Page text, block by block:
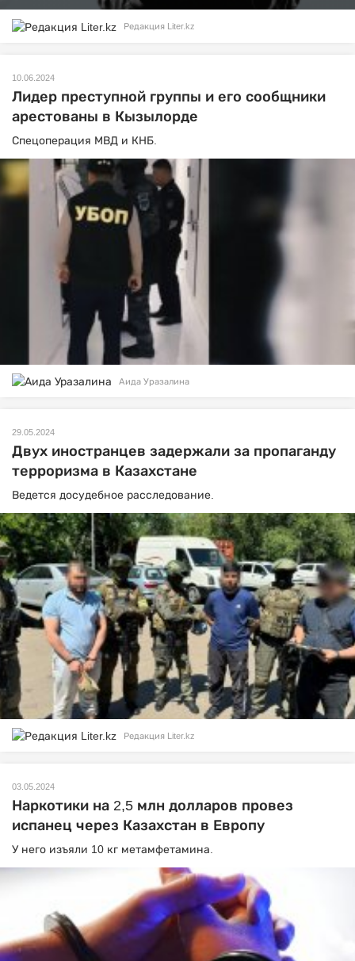
Редакция Liter.kz
10.06.2024
Лидер преступной группы и его сообщники
арестованы в Кызылорде
Спецоперация МВД и КНБ.
Аида Уразалина
29.05.2024
Двух иностранцев задержали за пропаганду
терроризма в Казахстане
Ведется досудебное расследование.
Редакция Liter.kz
03.05.2024
Наркотики на 2,5 млн долларов провез
испанец через Казахстан в Европу
У него изъяли 10 кг метамфетамина.